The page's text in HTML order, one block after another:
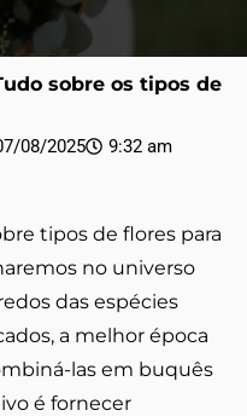
sobre os tipos de
08/2025 9:32 am
tipos de flores para
no universo
das espécies
a melhor época
las em buquês
é fornecer